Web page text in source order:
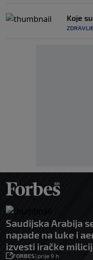
Koje
Saudijska Arabija
napade na luke i
izvesti iračke
FORBES| prije 9 h